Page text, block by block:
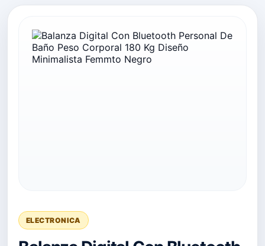
ELECTRONICA